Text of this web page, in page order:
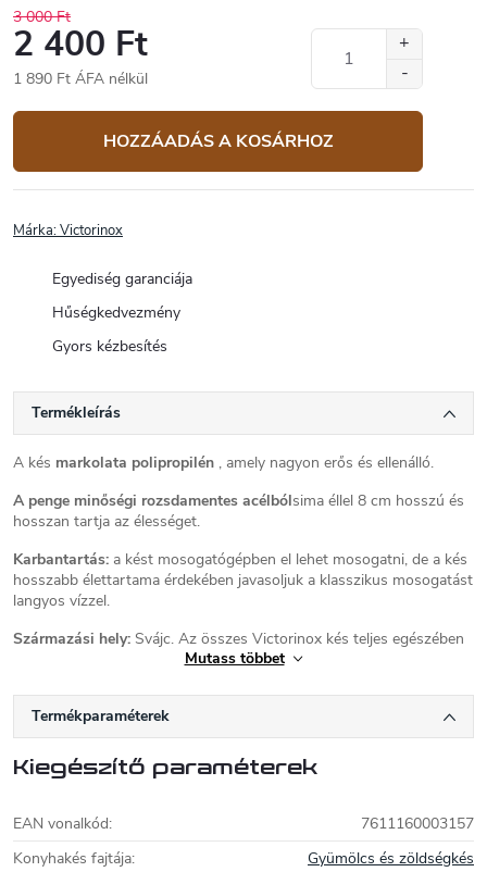
3 000 Ft
2 400 Ft
1 890 Ft ÁFA nélkül
HOZZÁADÁS A KOSÁRHOZ
Márka:Victorinox
Egyediség garanciája
Hűségkedvezmény
Gyors kézbesítés
Termékleírás
A kés markolata polipropilén , amely nagyon erős és ellenálló.
A penge minőségi rozsdamentes acélbólsima éllel 8 cm hosszú és
hosszan tartja az élességet.
Karbantartás: a kést mosogatógépben el lehet mosogatni, de a kés
hosszabb élettartama érdekében javasoljuk a klasszikus mosogatást
langyos vízzel.
Származási hely: Svájc. Az összes Victorinox kés teljes egészében
Victorinox kések
A Victorinox céget 1884-ben alapították
Svájcban. Az idők során aVictorinox kések
világhírűvé váltak minőségükről és magas
minőség szinonimája, és a világ egyik legkelendőbb késtípusa. A
Victorinox többféle méretben gyárt svájci bicskát, a
legnépszerűbbek az 58 mm, 84 mm, 91 mm, 111 mm és 130 mm.A
Mutass többet
Termékparaméterek
Kiegészítő paraméterek
EAN vonalkód:
7611160003157
Konyhakés fajtája:
Gyümölcs és zöldségkés